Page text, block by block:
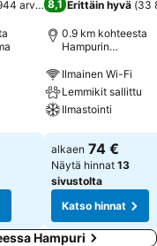
arviota)
8,1 Erittäin hyvä (33
0.9 km kohteesta
Hampurin
Ilmainen Wi-Fi
Lemmikit sallittu
Ilmastointi
Katso hinnat
alkaen 74 €
Näytä hinnat 13
sivustolta
Katso hinnat
Hampuri